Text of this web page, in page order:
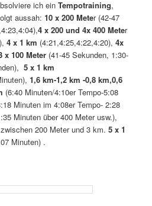
ich einTempotraining,
aussah:10 x 200 Meter (42-47
4 x 200 und 4x 400 Meter
4 x 1 km (4:21,4:25,4:22,4:20),4x
x 100 Meter (41-45 Sekunden, 1:30-
5 x 1 km
1,6 km-1,2 km -0,8 km,0,6
(6:40 Minuten/4:10er Tempo-5:08
Minuten im 4:08er Tempo- 2:28
Minuten über 400 Meter usw.),
200 Meter und 3 km.5 x 1
Minuten) .